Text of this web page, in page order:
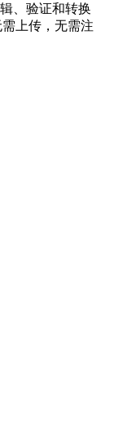
、验证和转换
上传，无需注